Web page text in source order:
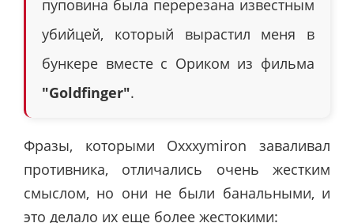
пуповина была перерезана известным
убийцей, который вырастил меня в
бункере вместе с Ориком из фильма
"Goldfinger".
Фразы, которыми Oxxxymiron заваливал
противника, отличались очень жестким
смыслом, но они не были банальными, и
это делало их еще более жестокими: